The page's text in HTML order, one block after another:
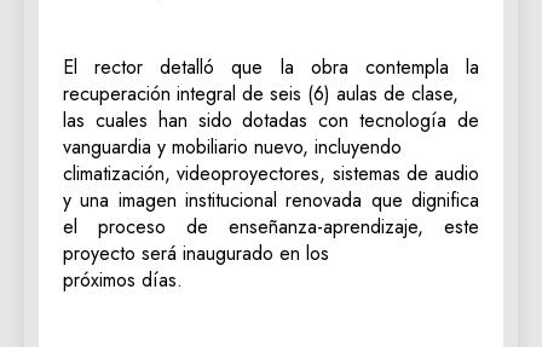
​El rector detalló que la obra contempla la
recuperación integral de seis (6) aulas de clase,
las cuales han sido dotadas con tecnología de
vanguardia y mobiliario nuevo, incluyendo
climatización, videoproyectores, sistemas de audio
y una imagen institucional renovada que dignifica
el proceso de enseñanza-aprendizaje, este
proyecto será inaugurado en los
próximos días.